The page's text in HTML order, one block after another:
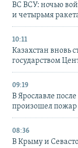
ВС ВСУ: ночью
и четырьмя
10:11
Казахстан вновь
государством
09:19
В Ярославле
произошел
08:36
В Крыму и